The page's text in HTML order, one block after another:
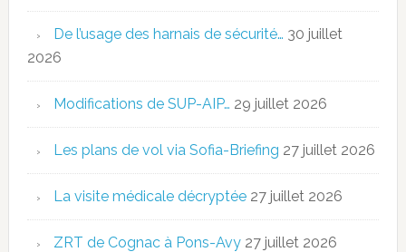
De l’usage des harnais de sécurité… 30 juillet
2026
Modifications de SUP-AIP… 29 juillet 2026
Les plans de vol via Sofia-Briefing 27 juillet 2026
La visite médicale décryptée 27 juillet 2026
ZRT de Cognac à Pons-Avy 27 juillet 2026